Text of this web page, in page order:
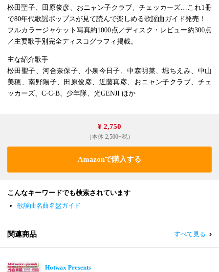
松田聖子、田原俊彦、おニャン子クラブ、チェッカーズ…これ1冊
で80年代歌謡ポップスが見て読んで楽しめる歌謡曲ガイド発売！
フルカラージャケット写真約1000点／ディスク・レビュー約300点
／主要歌手別完全ディスコグラフィ掲載。
主な紹介歌手
松田聖子、河合奈保子、小泉今日子、中森明菜、堀ちえみ、中山
美穂、南野陽子、田原俊彦、近藤真彦、おニャン子クラブ、チェ
ッカーズ、C-C-B、少年隊、光GENJI ほか
¥ 2,750
（本体 2,500+税）
Amazonで購入する
こんなキーワードでも検索されています
歌謡曲名曲名盤ガイド
関連商品 すべて見る
Hotwax Presents